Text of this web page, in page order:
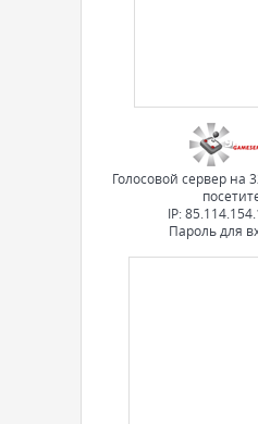
Голосовой сервер на
IP:
Пароль для